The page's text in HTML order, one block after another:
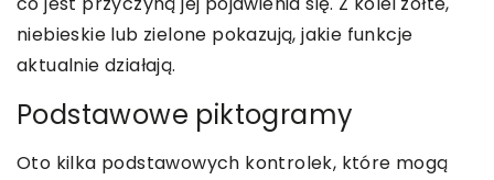
niebieskie lub zielone pokazują, jakie funkcje
aktualnie działają.
Podstawowe piktogramy
Oto kilka podstawowych kontrolek, które mogą